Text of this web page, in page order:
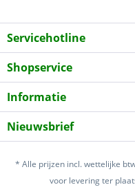
Servicehotline
Shopservice
Informatie
Nieuwsbrief
* Alle prijzen incl. wettelijke
voor levering ter